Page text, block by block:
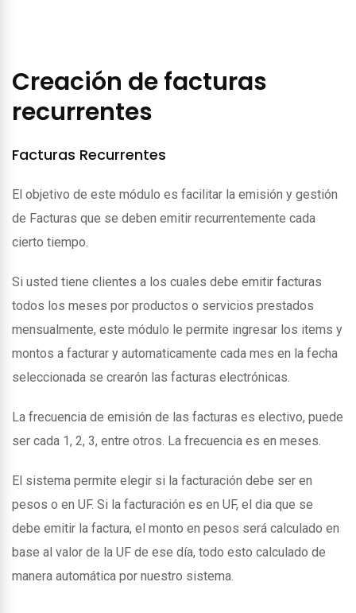
Creación de facturas
recurrentes
Facturas Recurrentes
El objetivo de este módulo es facilitar la emisión y gestión
de Facturas que se deben emitir recurrentemente cada
cierto tiempo.
Si usted tiene clientes a los cuales debe emitir facturas
todos los meses por productos o servicios prestados
mensualmente, este módulo le permite ingresar los items y
montos a facturar y automaticamente cada mes en la fecha
seleccionada se crearón las facturas electrónicas.
La frecuencia de emisión de las facturas es electivo, puede
ser cada 1, 2, 3, entre otros. La frecuencia es en meses.
El sistema permite elegir si la facturación debe ser en
pesos o en UF. Si la facturación es en UF, el dia que se
debe emitir la factura, el monto en pesos será calculado en
base al valor de la UF de ese día, todo esto calculado de
manera automática por nuestro sistema.